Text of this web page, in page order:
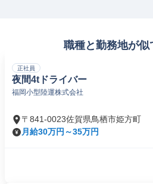
職種と勤務地が似
正社員
夜間4tドライバー
福岡小型陸運株式会社
〒841-0023佐賀県鳥栖市姫方町
月給30万円～35万円